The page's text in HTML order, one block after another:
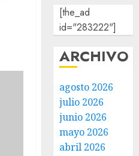
[the_ad
id="283222"]
ARCHIVO
agosto 2026
julio 2026
junio 2026
mayo 2026
abril 2026